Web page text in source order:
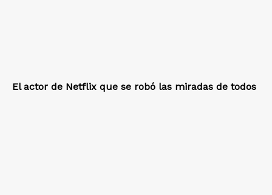
El actor de Netflix que se robó las miradas de todos